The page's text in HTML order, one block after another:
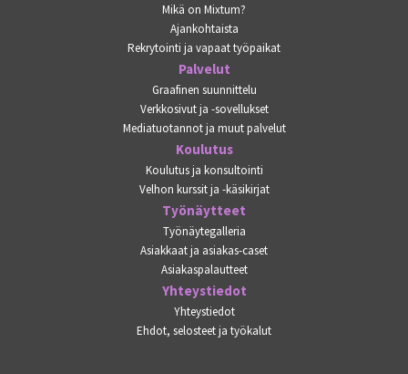
Mikä on Mixtum?
Ajankohtaista
Rekrytointi ja vapaat työpaikat
Palvelut
Graafinen suunnittelu
Verkkosivut ja -sovellukset
Mediatuotannot ja muut palvelut
Koulutus
Koulutus ja konsultointi
Velhon kurssit ja -käsikirjat
Työnäytteet
Työnäytegalleria
Asiakkaat ja asiakas-caset
Asiakaspalautteet
Yhteystiedot
Yhteystiedot
Ehdot, selosteet ja työkalut